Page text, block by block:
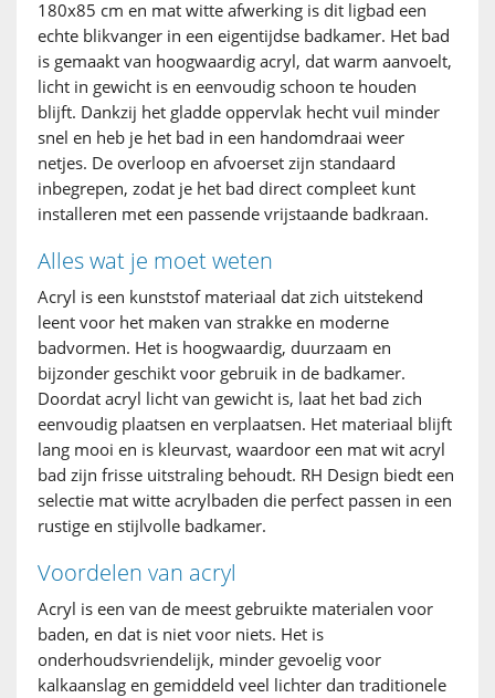
180x85 cm en mat witte afwerking is dit ligbad een
echte blikvanger in een eigentijdse badkamer. Het bad
is gemaakt van hoogwaardig acryl, dat warm aanvoelt,
licht in gewicht is en eenvoudig schoon te houden
blijft. Dankzij het gladde oppervlak hecht vuil minder
snel en heb je het bad in een handomdraai weer
netjes. De overloop en afvoerset zijn standaard
inbegrepen, zodat je het bad direct compleet kunt
installeren met een passende vrijstaande badkraan.
Alles wat je moet weten
Acryl is een kunststof materiaal dat zich uitstekend
leent voor het maken van strakke en moderne
badvormen. Het is hoogwaardig, duurzaam en
bijzonder geschikt voor gebruik in de badkamer.
Doordat acryl licht van gewicht is, laat het bad zich
eenvoudig plaatsen en verplaatsen. Het materiaal blijft
lang mooi en is kleurvast, waardoor een mat wit acryl
bad zijn frisse uitstraling behoudt. RH Design biedt een
selectie mat witte acrylbaden die perfect passen in een
rustige en stijlvolle badkamer.
Voordelen van acryl
Acryl is een van de meest gebruikte materialen voor
baden, en dat is niet voor niets. Het is
onderhoudsvriendelijk, minder gevoelig voor
kalkaanslag en gemiddeld veel lichter dan traditionele